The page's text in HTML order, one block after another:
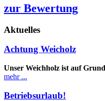
zur Bewertung
Aktuelles
Achtung Weicholz
Unser Weichholz ist auf
mehr ...
Betriebsurlaub!